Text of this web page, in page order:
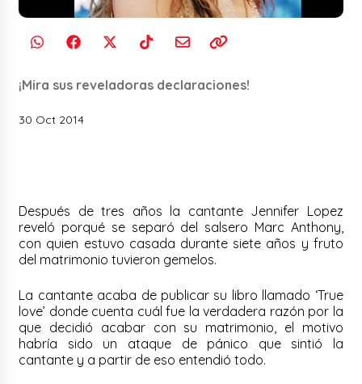
¡Mira sus reveladoras declaraciones!
30 Oct 2014
Después de tres años la cantante Jennifer Lopez
reveló porqué se separó del salsero Marc Anthony,
con quien estuvo casada durante siete años y fruto
del matrimonio tuvieron gemelos.
La cantante acaba de publicar su libro llamado ‘True
love’ donde cuenta cuál fue la verdadera razón por la
que decidió acabar con su matrimonio, el motivo
habría sido un ataque de pánico que sintió la
cantante y a partir de eso entendió todo.